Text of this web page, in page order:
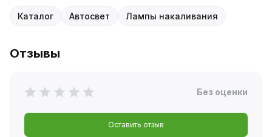
Каталог Автосвет Лампы накаливания
Отзывы
Без оценки
Оставить отзыв